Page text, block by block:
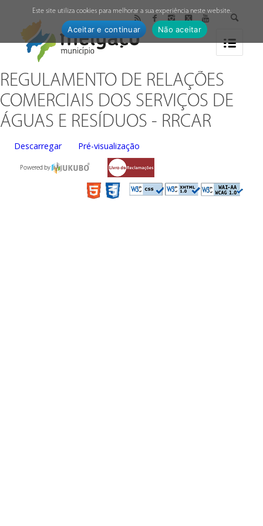
REGULAMENTO DE RELAÇÕES
COMERCIAIS DOS SERVIÇOS DE
ÁGUAS E RESÍDUOS - RRCAR
Descarregar Pré-visualização
Powered by
Este site utiliza cookies para melhorar a sua experiência neste website.
Aceitar e continuar Não aceitar